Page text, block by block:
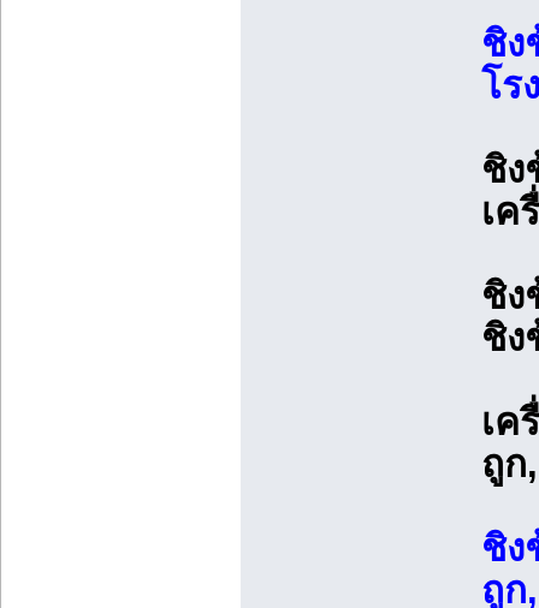
ชิง
โร
ชิง
เค
ชิง
ชิง
เค
ถูก
ชิง
ถูก,